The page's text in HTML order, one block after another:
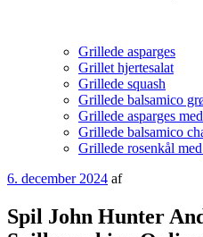
Grillede asparges
Grillet hjertesalat
Grillede squash
Grillede balsamico
Grillede asparges
Grillede balsamico
Grillede rosenkål
Udgivet
6. december 2024 af
Spil John Hunter